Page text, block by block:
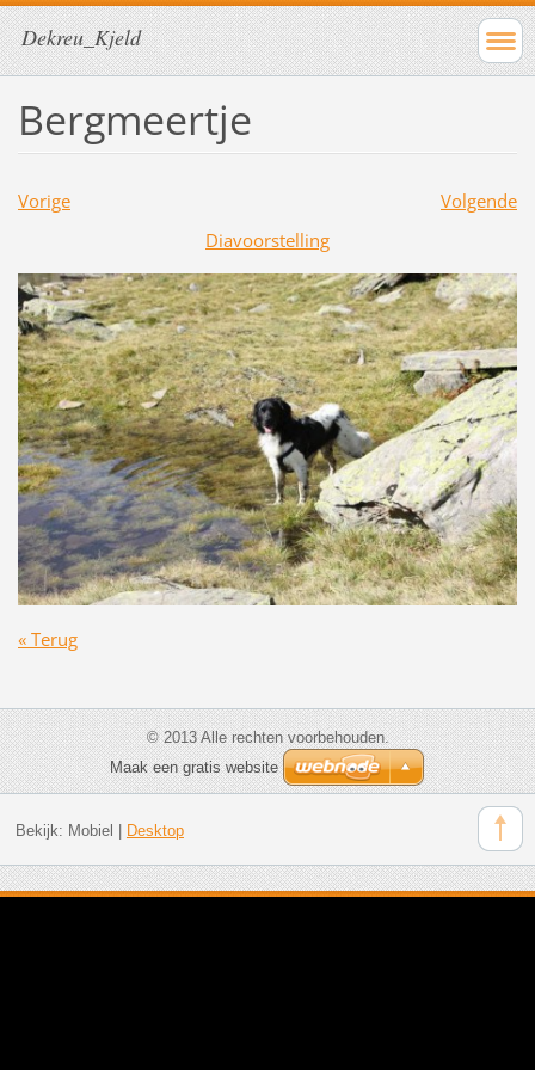
Dekreu_Kjeld
Bergmeertje
Vorige
Volgende
Diavoorstelling
« Terug
© 2013 Alle rechten voorbehouden.
Maak een gratis website
Bekijk: Mobiel Desktop